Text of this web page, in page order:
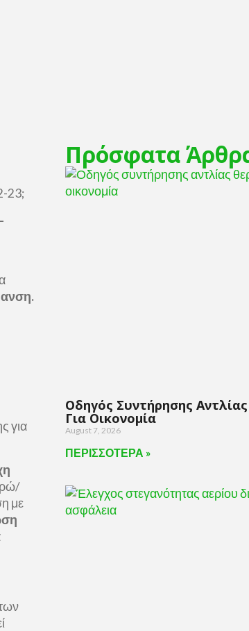
23;
για
με
Πρόσφατα
Οδηγός Συντήρησης
Για Οικονομία
August 7, 2026
ΠΕΡΙΣΣΟΤΕΡΑ »